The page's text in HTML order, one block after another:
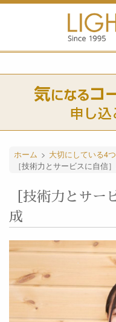
ホーム > 大切にしている4
［技術力とサービスに自信
［技術力とサー
成